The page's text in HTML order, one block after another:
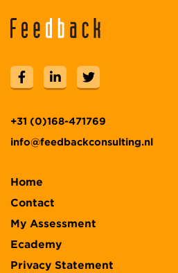
+31 (0)168-471769
info@feedbackconsulting.nl
Home
Contact
My Assessment
Ecademy
Privacy Statement